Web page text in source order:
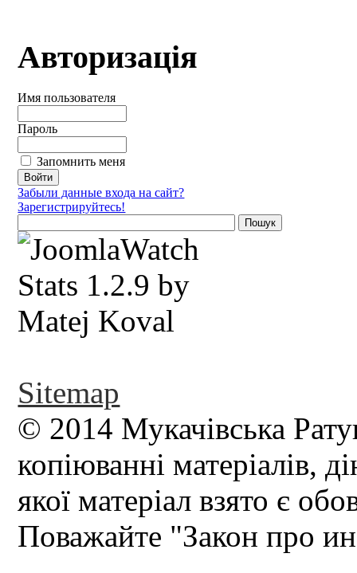
Авторизація
Имя пользователя
Пароль
Запомнить меня
Забыли данные входа на сайт?
Зарегистрируйтесь!
Sitemap
© 2014 Мукачівська
копіюванні матеріалів,
якої матеріал взято є
Поважайте "Закон про